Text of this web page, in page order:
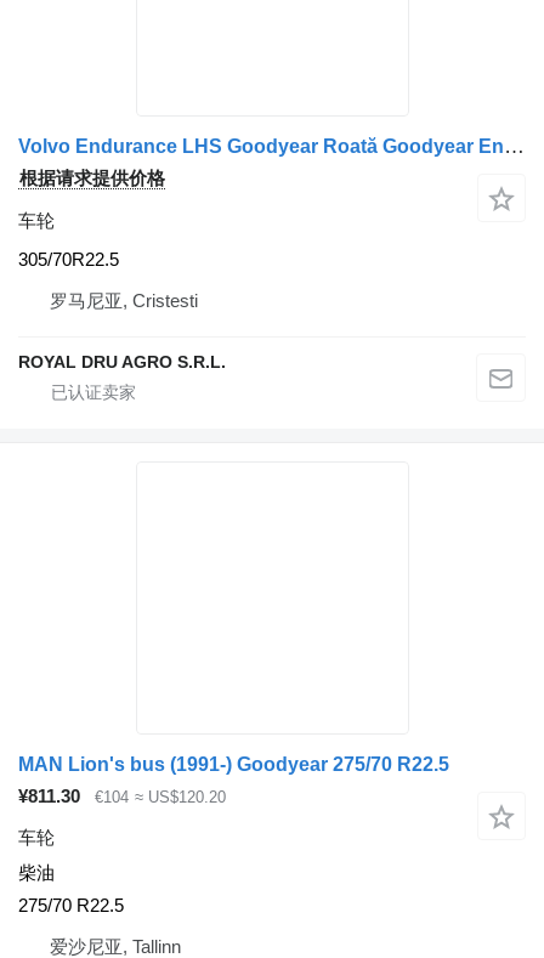
Volvo Endurance LHS Goodyear Roată Goodyear Endurance TSD 305/70R22.5 22.5×8.25
根据请求提供价格
车轮
305/70R22.5
罗马尼亚, Cristesti
ROYAL DRU AGRO S.R.L.
MAN Lion's bus (1991-) Goodyear 275/70 R22.5
¥811.30
€104 ≈ US$120.20
车轮
柴油
275/70 R22.5
爱沙尼亚, Tallinn